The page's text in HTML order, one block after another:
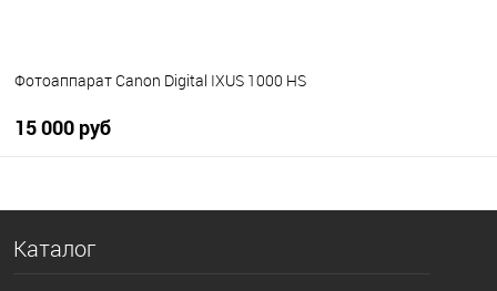
Фотоаппарат Canon Digital IXUS 1000 HS
15 000 руб
В избранное
Каталог